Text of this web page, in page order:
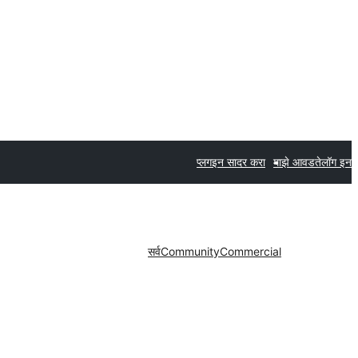
प्लगइन सादर करा माझे आवडतेलॉग इन
सर्वCommunityCommercial